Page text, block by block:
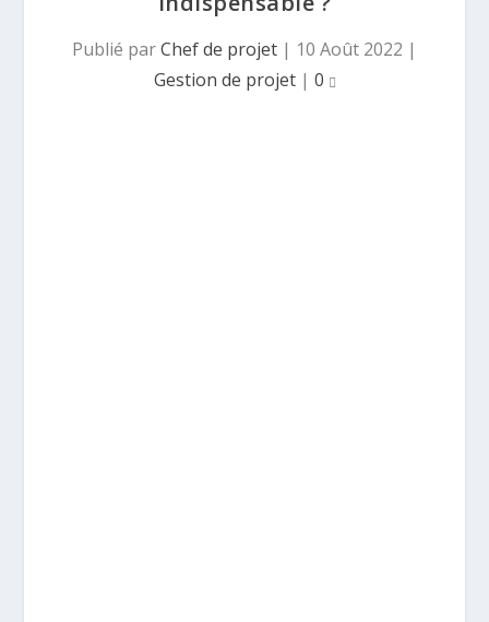
Publié parChef de projet | 10 Août 2022 |
Gestion de projet| 0